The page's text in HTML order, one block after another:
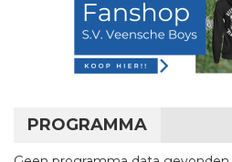
PROGRAMMA